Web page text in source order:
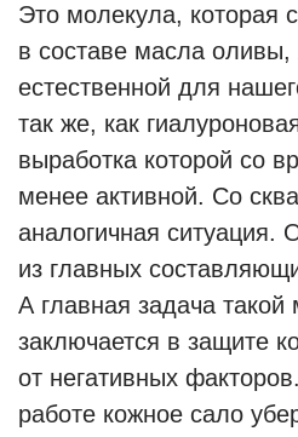
Это молекула, которая
в составе масла оливы,
естественной для
так же, как
выработка которой со
менее активной. Со
аналогичная ситуация.
из главных
А главная задача такой
заключается в защите
от негативных
работе кожное сало